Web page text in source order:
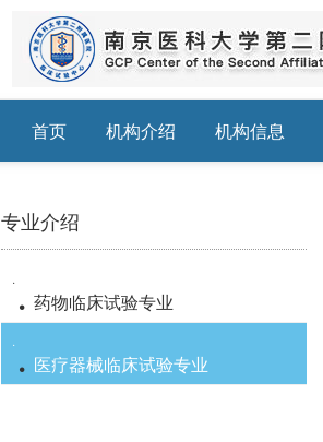
首页 机构介绍 机构信息
专业介绍
·
药物临床试验专业
·
医疗器械临床试验专业